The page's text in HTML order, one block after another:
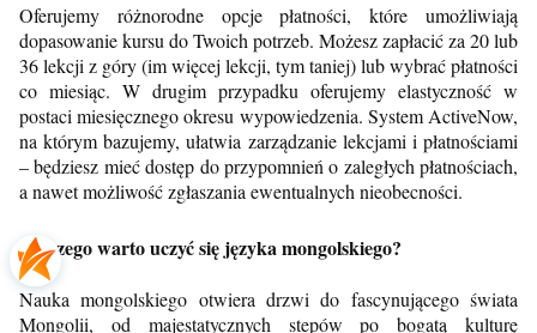
Oferujemy różnorodne opcje płatności, które umożliwiają
dopasowanie kursu do Twoich potrzeb. Możesz zapłacić za 20 lub
36 lekcji z góry (im więcej lekcji, tym taniej) lub wybrać płatności
co miesiąc. W drugim przypadku oferujemy elastyczność w
postaci miesięcznego okresu wypowiedzenia. System ActiveNow,
na którym bazujemy, ułatwia zarządzanie lekcjami i płatnościami
– będziesz mieć dostęp do przypomnień o zaległych płatnościach,
a nawet możliwość zgłaszania ewentualnych nieobecności.
Dlaczego warto uczyć się języka mongolskiego?
Nauka mongolskiego otwiera drzwi do fascynującego świata
Mongolii, od majestatycznych stepów po bogatą kulturę